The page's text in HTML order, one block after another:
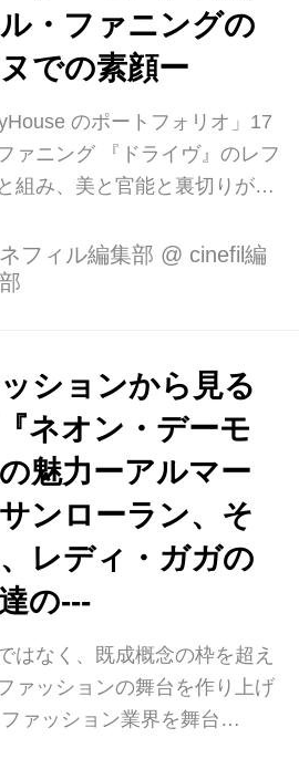
いっそうの輝きを加える。ま
感あふれる愛らしさで『マレ
ト』のオーロラ姫になりきっ
ファニングが、純真な少女が
のダ...
・ファニングの
での素顔ー
のポートフォリオ」17
ァニング 『ドライヴ』のレフ
組み、美と官能と裏切りが交
作『ネオン・デーモン』が
開！ 1998年4月9日、アメリ
ダコタ・ファニングの後を追
8か月にしてキャリアを開始。
『アイ・アム・サム』で、ダ
の幼年時代を演じてスクリー
ーを果たした彼女は、2004年
ャーリーと14人のキッズ』と
イン・ザ・フロア』に出演し
クし、早くも天才子役として
フィル編集部 @ cinefil編
ションから見る
ネオン・デーモ
魅力ーアルマー
ンローラン、そ
レディ・ガガの
の---
はなく、既成概念の枠を超え
ァッションの舞台を作り上げ
ァッション業界を舞台